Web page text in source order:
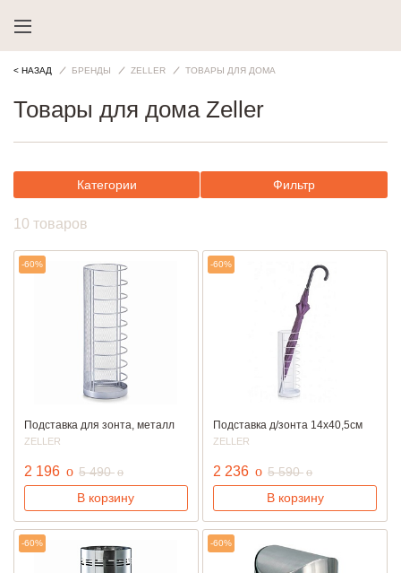
< НАЗАД БРЕНДЫ ZELLER ТОВАРЫ ДЛЯ ДОМА
Товары для дома Zeller
Категории Фильтр
10 товаров
-60%
Подставка для зонта, металл
ZELLER
2 196 руб.
o 5 490руб.
o
В корзину
-60%
Подставка д/зонта 14х40,5см
ZELLER
2 236 руб.
o 5 590руб.
o
В корзину
-60% -60%